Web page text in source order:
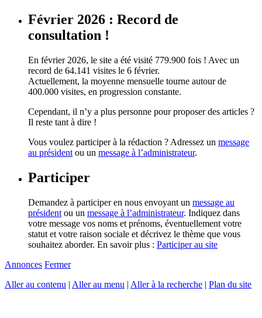
Février 2026 : Record de
consultation !
En février 2026, le site a été visité 779.900 fois ! Avec un
record de 64.141 visites le 6 février.
Actuellement, la moyenne mensuelle tourne autour de
400.000 visites, en progression constante.
Cependant, il n’y a plus personne pour proposer des articles ?
Il reste tant à dire !
Vous voulez participer à la rédaction ? Adressez un message
au président ou un message à l’administrateur.
Participer
Demandez à participer en nous envoyant un message au
président ou un message à l’administrateur. Indiquez dans
votre message vos noms et prénoms, éventuellement votre
statut et votre raison sociale et décrivez le thème que vous
souhaitez aborder. En savoir plus : Participer au site
Annonces Fermer
Aller au contenu | Aller au menu | Aller à la recherche | Plan du site